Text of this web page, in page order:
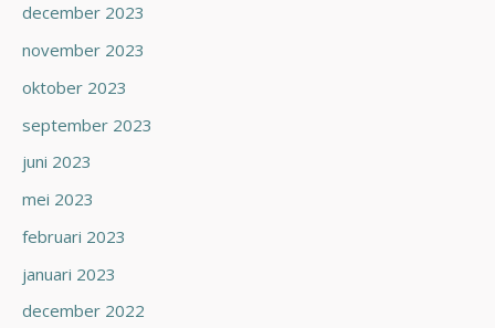
december 2023
november 2023
oktober 2023
september 2023
juni 2023
mei 2023
februari 2023
januari 2023
december 2022